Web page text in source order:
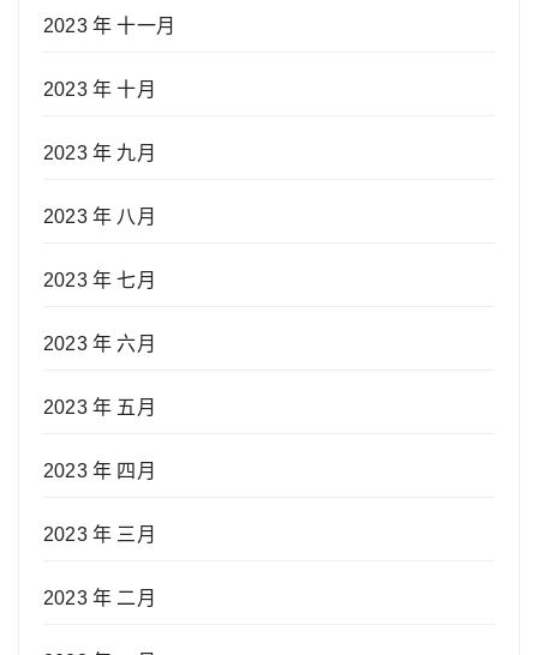
2023 年 十一月
2023 年 十月
2023 年 九月
2023 年 八月
2023 年 七月
2023 年 六月
2023 年 五月
2023 年 四月
2023 年 三月
2023 年 二月